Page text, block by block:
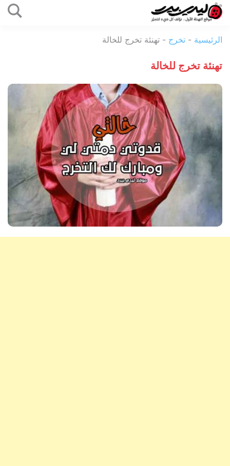
المحتوى
بيرد
الرئيسية - تخرج - تهنئة تخرج للخالة
تهنئة تخرج للخالة